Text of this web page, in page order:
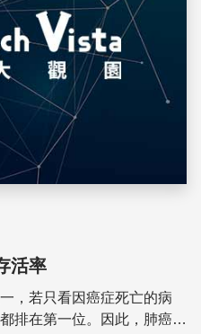
活率
，若只看因癌症死亡的病
排在第一位。因此，肺癌的